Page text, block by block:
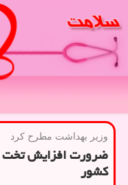
وزیر بهداشت مطرح كرد
ضرورت افزایش تخت
کشور